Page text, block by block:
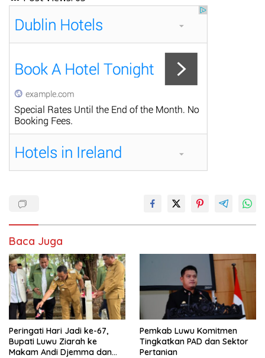
Baca Juga
Peringati Hari Jadi ke-67,
Bupati Luwu Ziarah ke
Makam Andi Djemma dan
Pemkab Luwu Komitmen
Tingkatkan PAD dan Sektor
Pertanian